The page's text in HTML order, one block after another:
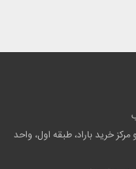
مجتمع تجاری و مرکز خرید باراد، طبقه اول، واحد